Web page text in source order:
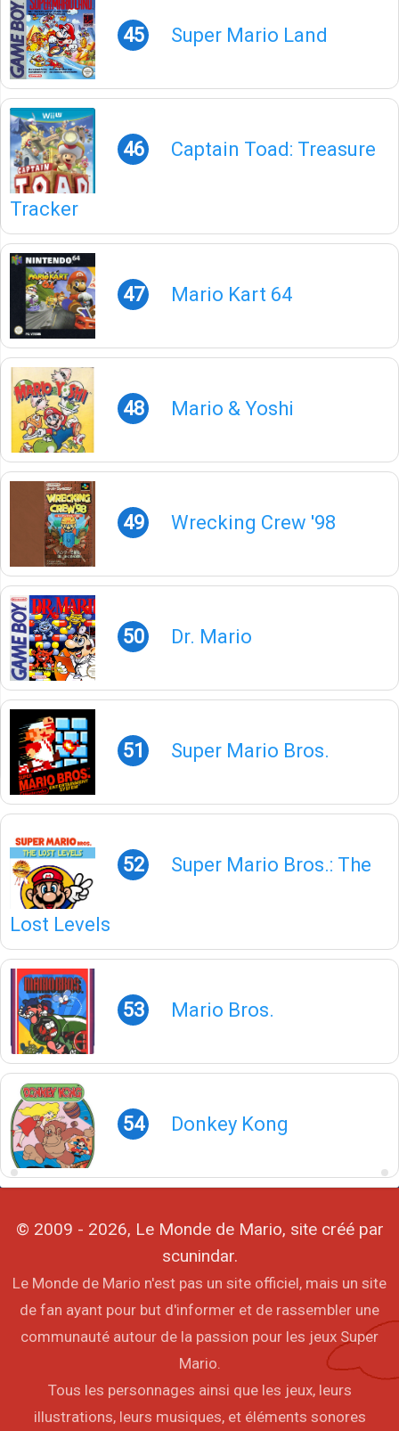
45 Super Mario Land
46 Captain Toad: Treasure
Tracker
47 Mario Kart 64
48 Mario & Yoshi
49 Wrecking Crew '98
50 Dr. Mario
51 Super Mario Bros.
52 Super Mario Bros.: The
Lost Levels
53 Mario Bros.
54 Donkey Kong
© 2009 - 2026, Le Monde de Mario, site créé par
scunindar.
Le Monde de Mario n'est pas un site officiel, mais un site
de fan ayant pour but d'informer et de rassembler une
communauté autour de la passion pour les jeux Super
Mario.
Tous les personnages ainsi que les jeux, leurs
illustrations, leurs musiques, et éléments sonores